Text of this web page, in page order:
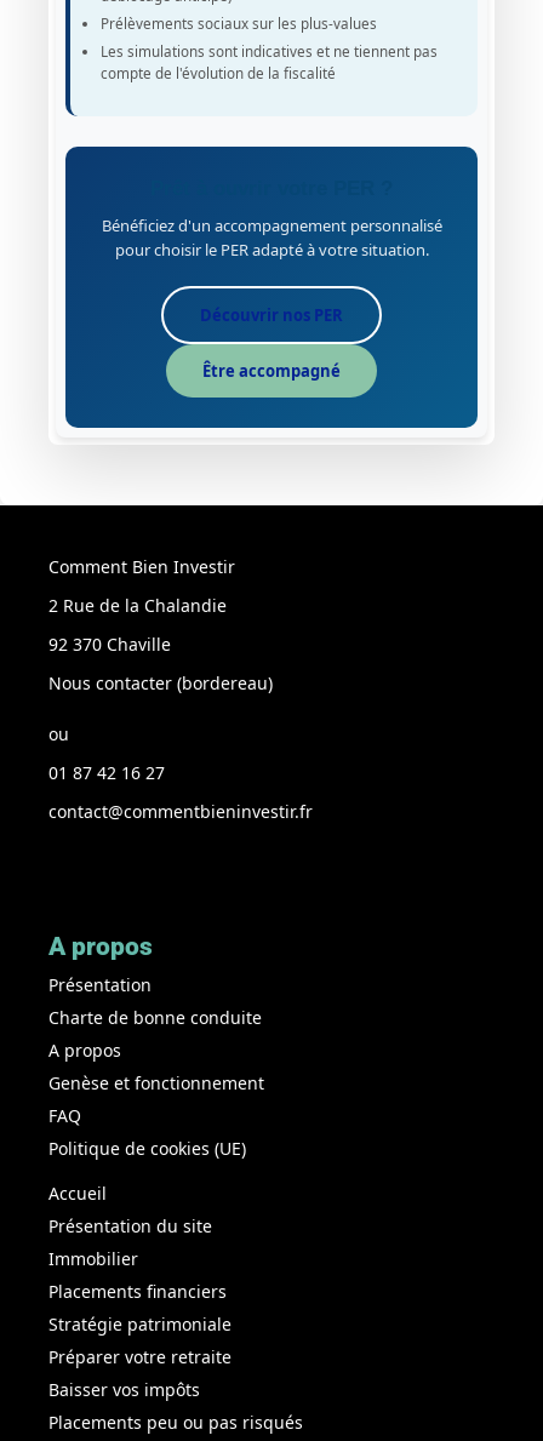
Prélèvements sociaux sur les plus-values
Les simulations sont indicatives et ne tiennent pas
compte de l'évolution de la fiscalité
Bénéficiez d'un accompagnement personnalisé
pour choisir le PER adapté à votre situation.
Découvrir nos PER
Être accompagné
Comment Bien Investir
2 Rue de la Chalandie
92 370 Chaville
Nous contacter (bordereau)
ou
01 87 42 16 27
contact@commentbieninvestir.fr
A propos
Présentation
Charte de bonne conduite
A propos
Genèse et fonctionnement
FAQ
Politique de cookies (UE)
Accueil
Présentation du site
Immobilier
Placements financiers
Stratégie patrimoniale
Préparer votre retraite
Baisser vos impôts
Placements peu ou pas risqués